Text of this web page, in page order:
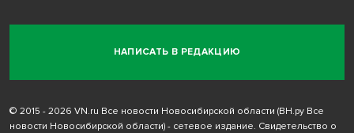
НАПИСАТЬ В РЕДАКЦИЮ
© 2015 - 2026 VN.ru Все новости Новосибирской области (ВН.ру Все
новости Новосибирской области) - сетевое издание. Свидетельство о